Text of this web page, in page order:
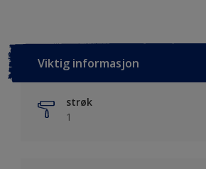
Viktig informasjon
strøk
1